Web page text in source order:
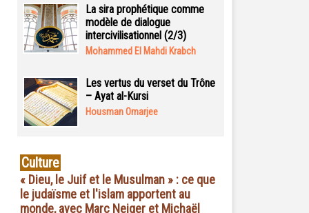
La sira prophétique comme
modèle de dialogue
intercivilisationnel (2/3)
Mohammed El Mahdi Krabch
Les vertus du verset du Trône
– Ayat al-Kursi
Housman Omarjee
Culture
« Dieu, le Juif et le Musulman » : ce que
le judaïsme et l'islam apportent au
monde, avec Marc Neiger et Michaël